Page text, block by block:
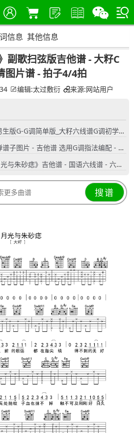
信息 其他信息
副歌扫弦版吉他谱 - 大籽C
图片谱 - 拍子4/4拍
编辑:太过敷衍 来源:网站用户
单版_大籽六线谱G调初学者简易弹唱版_女生版B-C调
他谱 选用G调指法编配 - 初级谱子 - 六线谱(独奏/指弹谱)
》吉他谱 - 国语六线谱 - 六线谱(弹唱谱) - 原调G调
搜谱